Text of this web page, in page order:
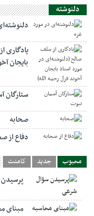
دلنوشته
یادگاری
بایجان
ستارگان
صحابه
دفاع از
محبوب جدید کامنت
مبنای